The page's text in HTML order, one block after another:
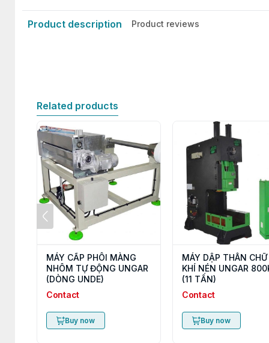
Product description Product reviews
Related products
MÁY CẤP PHÔI MÀNG
NHÔM TỰ ĐỘNG UNGAR
(DÒNG UNDE)
Contact
Buy now
MÁY DẬP THÂN CHỮ
KHÍ NÉN UNGAR
(11 TẤN)
Contact
Buy now